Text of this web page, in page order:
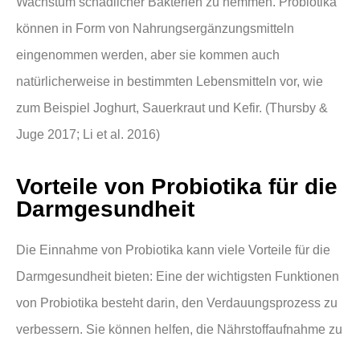
können in Form von Nahrungsergänzungsmitteln
eingenommen werden, aber sie kommen auch
natürlicherweise in bestimmten Lebensmitteln vor, wie
zum Beispiel Joghurt, Sauerkraut und Kefir. (Thursby &
Juge 2017; Li et al. 2016)
Vorteile von Probiotika für die
Darmgesundheit
Die Einnahme von Probiotika kann viele Vorteile für die
Darmgesundheit bieten: Eine der wichtigsten Funktionen
von Probiotika besteht darin, den Verdauungsprozess zu
verbessern. Sie können helfen, die Nährstoffaufnahme zu